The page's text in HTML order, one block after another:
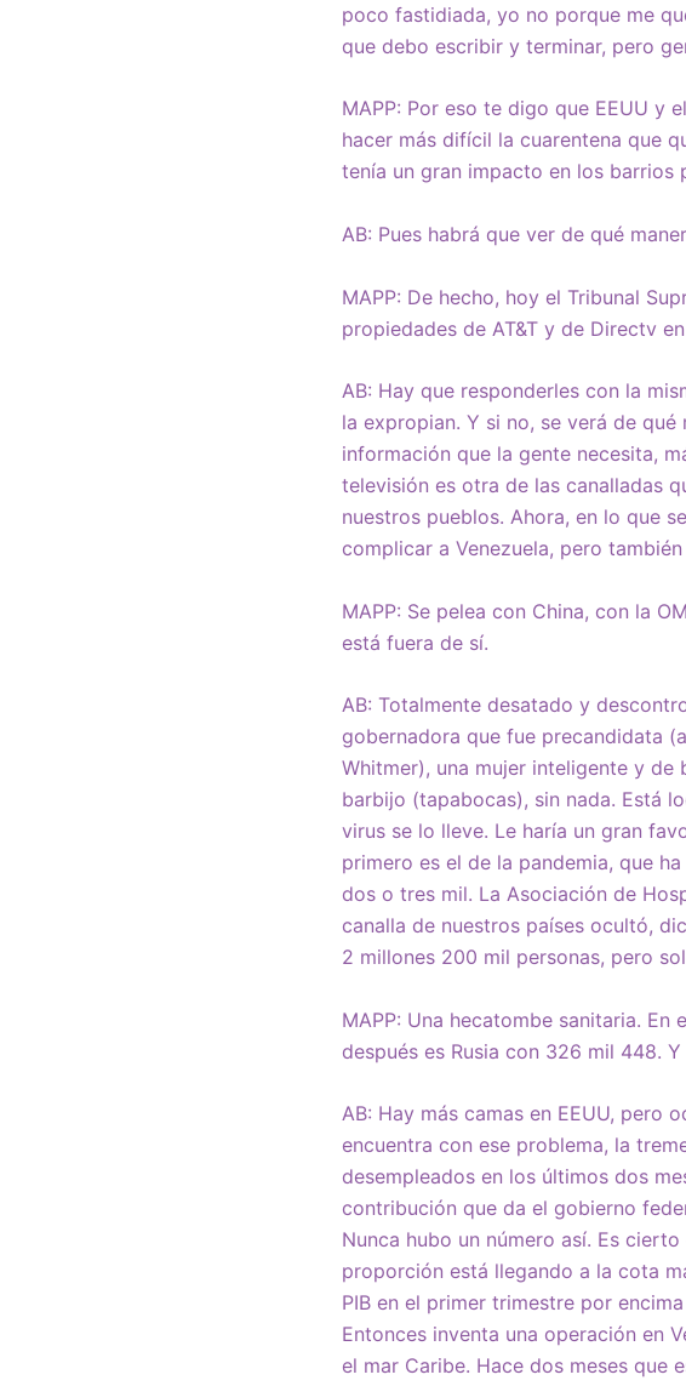
poco fastidiada, yo no porque me
que debo escribir y terminar, pero
MAPP: Por eso te digo que EEUU y
hacer más difícil la cuarentena que
tenía un gran impacto en los barrios
AB: Pues habrá que ver de qué
MAPP: De hecho, hoy el Tribunal
propiedades de AT&T y de Directv
AB: Hay que responderles con la
la expropian. Y si no, se verá de
información que la gente necesita,
televisión es otra de las canalladas
nuestros pueblos. Ahora, en lo que
complicar a Venezuela, pero
MAPP: Se pelea con China, con la
está fuera de sí.
AB: Totalmente desatado y
gobernadora que fue precandidata
Whitmer), una mujer inteligente y
barbijo (tapabocas), sin nada. Está
virus se lo lleve. Le haría un gran
primero es el de la pandemia, que
dos o tres mil. La Asociación de
canalla de nuestros países ocultó,
2 millones 200 mil personas, pero
MAPP: Una hecatombe sanitaria.
después es Rusia con 326 mil 448.
AB: Hay más camas en EEUU, pero
encuentra con ese problema, la
desempleados en los últimos dos
contribución que da el gobierno
Nunca hubo un número así. Es
proporción está llegando a la cota
PIB en el primer trimestre por
Entonces inventa una operación en
el mar Caribe. Hace dos meses que